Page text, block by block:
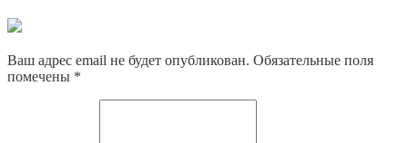
Ваш адрес email не будет опубликован. Обязательные поля
помечены *